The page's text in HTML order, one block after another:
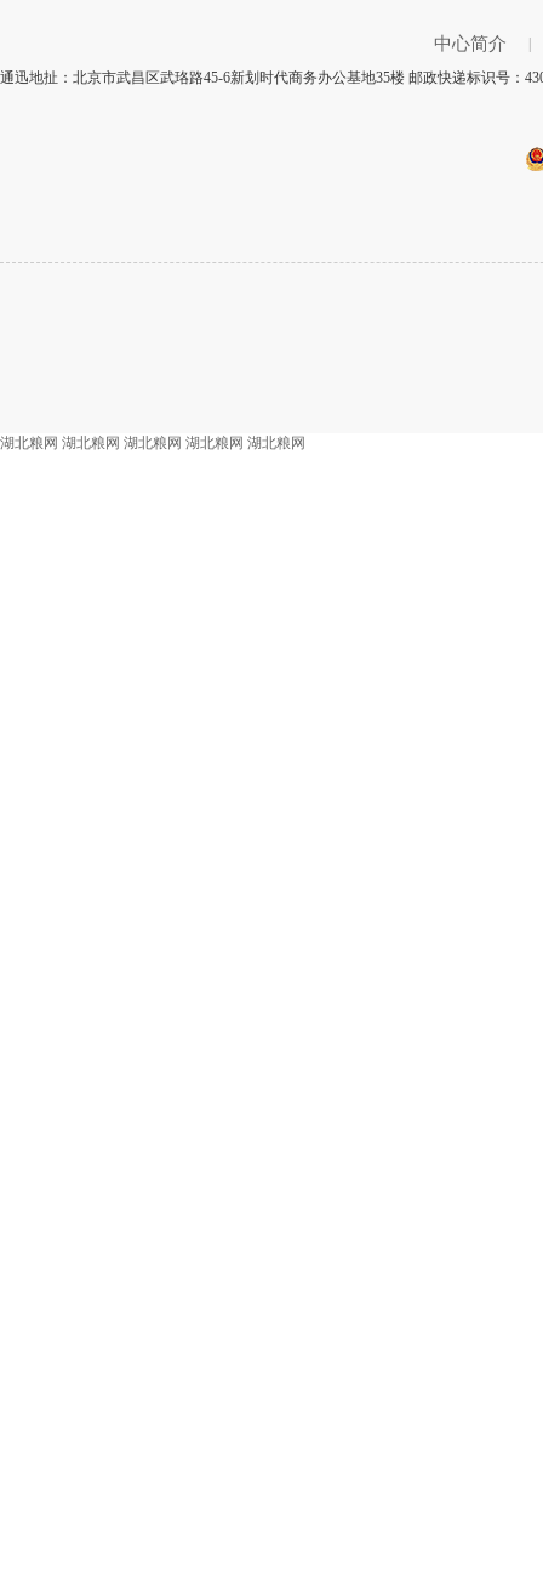
中心简介
通迅地扯：北京市武昌区武珞路45-6新划时代商务办公基地35楼 邮政快递标识号：
湖北粮网 湖北粮网 湖北粮网 湖北粮网 湖北粮网